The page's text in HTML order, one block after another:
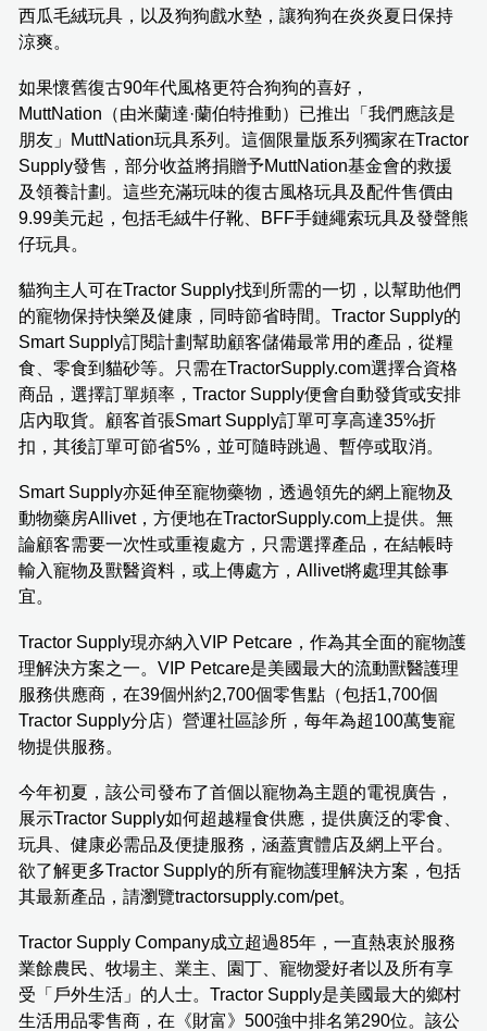
西瓜毛絨玩具，以及狗狗戲水墊，讓狗狗在炎炎夏日保持
涼爽。
如果懷舊復古90年代風格更符合狗狗的喜好，
MuttNation（由米蘭達·蘭伯特推動）已推出「我們應該是
朋友」MuttNation玩具系列。這個限量版系列獨家在Tractor
Supply發售，部分收益將捐贈予MuttNation基金會的救援
及領養計劃。這些充滿玩味的復古風格玩具及配件售價由
9.99美元起，包括毛絨牛仔靴、BFF手鏈繩索玩具及發聲熊
仔玩具。
貓狗主人可在Tractor Supply找到所需的一切，以幫助他們
的寵物保持快樂及健康，同時節省時間。Tractor Supply的
Smart Supply訂閱計劃幫助顧客儲備最常用的產品，從糧
食、零食到貓砂等。只需在TractorSupply.com選擇合資格
商品，選擇訂單頻率，Tractor Supply便會自動發貨或安排
店內取貨。顧客首張Smart Supply訂單可享高達35%折
扣，其後訂單可節省5%，並可隨時跳過、暫停或取消。
Smart Supply亦延伸至寵物藥物，透過領先的網上寵物及
動物藥房Allivet，方便地在TractorSupply.com上提供。無
論顧客需要一次性或重複處方，只需選擇產品，在結帳時
輸入寵物及獸醫資料，或上傳處方，Allivet將處理其餘事
宜。
Tractor Supply現亦納入VIP Petcare，作為其全面的寵物護
理解決方案之一。VIP Petcare是美國最大的流動獸醫護理
服務供應商，在39個州約2,700個零售點（包括1,700個
Tractor Supply分店）營運社區診所，每年為超100萬隻寵
物提供服務。
今年初夏，該公司發布了首個以寵物為主題的電視廣告，
展示Tractor Supply如何超越糧食供應，提供廣泛的零食、
玩具、健康必需品及便捷服務，涵蓋實體店及網上平台。
欲了解更多Tractor Supply的所有寵物護理解決方案，包括
其最新產品，請瀏覽tractorsupply.com/pet。
Tractor Supply Company成立超過85年，一直熱衷於服務
業餘農民、牧場主、業主、園丁、寵物愛好者以及所有享
受「戶外生活」的人士。Tractor Supply是美國最大的鄉村
生活用品零售商，在《財富》500強中排名第290位。該公